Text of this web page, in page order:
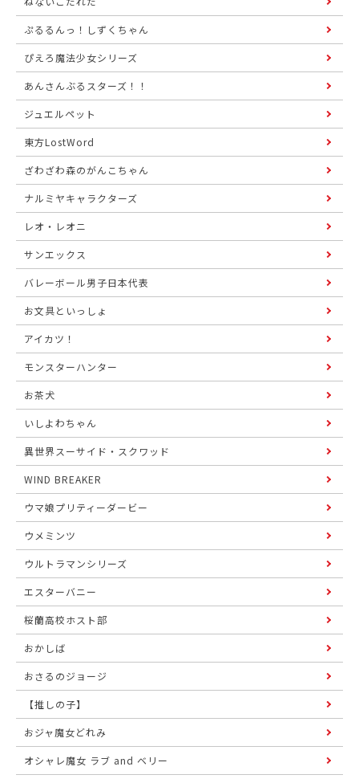
ぷるるんっ！しずくちゃん
ぴえろ魔法少女シリーズ
あんさんぶるスターズ！！
ジュエルペット
東方LostWord
ざわざわ森のがんこちゃん
ナルミヤキャラクターズ
レオ・レオニ
サンエックス
バレーボール男子日本代表
お文具といっしょ
アイカツ！
モンスターハンター
お茶犬
いしよわちゃん
異世界スーサイド・スクワッド
WIND BREAKER
ウマ娘プリティーダービー
ウメミンツ
ウルトラマンシリーズ
エスターバニー
桜蘭高校ホスト部
おかしば
おさるのジョージ
【推しの子】
おジャ魔女どれみ
オシャレ魔女 ラブ and ベリー